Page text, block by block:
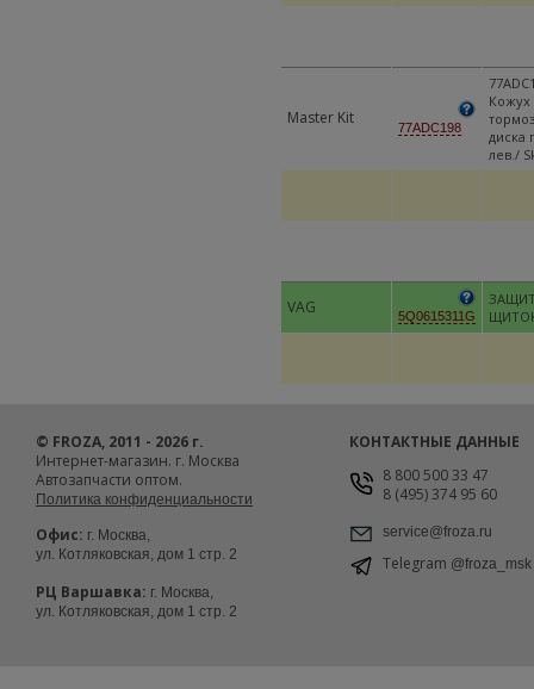
Master Kit 77ADC198
Кожух
диска
лев./
VAG 5Q0615311G
© FROZA, 2011 - 2026 г.
Интернет-магазин. г. Москва
Автозапчасти оптом.
Политика конфиденциальности
Офис: г. Москва,
ул. Котляковская, дом 1 стр. 2
РЦ Варшавка: г. Москва,
ул. Котляковская, дом 1 стр. 2
КОНТАКТНЫЕ ДАННЫЕ
8 800 500 33 47
8 (495) 374 95 60
service@froza.ru
Telegram @froza_msk